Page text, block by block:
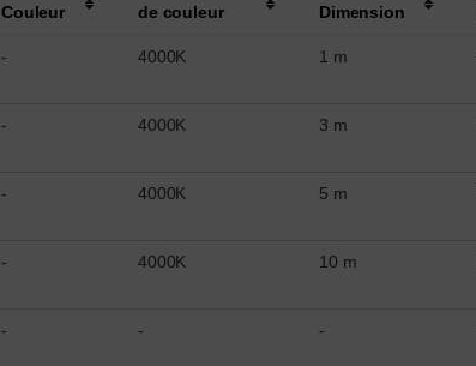
Couleur
de couleur
Dimension
- 4000K 1 m
- 4000K 3 m
- 4000K 5 m
- 4000K 10 m
- - -